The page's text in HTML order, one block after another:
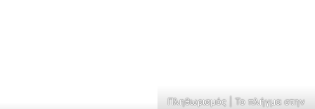
Πληθωρισμός | Το πλήγμα στην